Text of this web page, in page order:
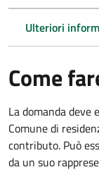
Ulteriori
Come
La domanda deve
Comune di
contributo. Può
da un suo